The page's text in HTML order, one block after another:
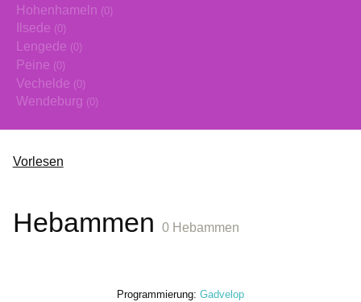
Hohenhameln (0)
Ilsede (0)
Lengede (0)
Peine (0)
Vechelde (0)
Wendeburg (0)
Vorlesen
Hebammen 0 Hebammen
Programmierung: Gadvelop